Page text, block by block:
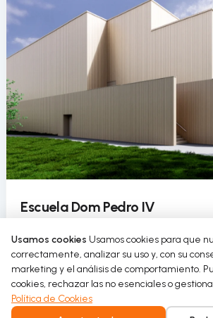
Escuela Dom Pedro IV
agua en su pabellón deportivo como
proyecto de rehabilitación sostenible.
Read more
Usamos cookies Usamos cookies para que
correctamente, analizar su uso y, con su
marketing y el análisis de comportamiento.
cookies, rechazar las no esenciales o
Política de Cookies